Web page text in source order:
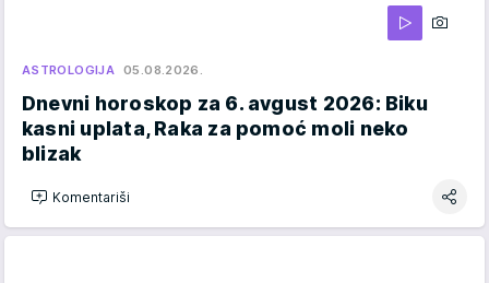
ASTROLOGIJA 05.08.2026.
Dnevni horoskop za 6. avgust 2026: Biku
kasni uplata, Raka za pomoć moli neko
blizak
Komentariši